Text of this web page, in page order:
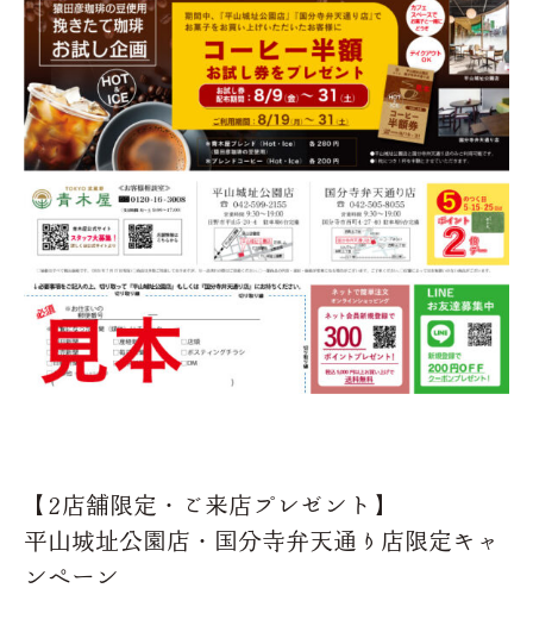
【2店舗限定・ご来店プレゼント】
平山城址公園店・国分寺弁天通り店限定キャ
ンペーン